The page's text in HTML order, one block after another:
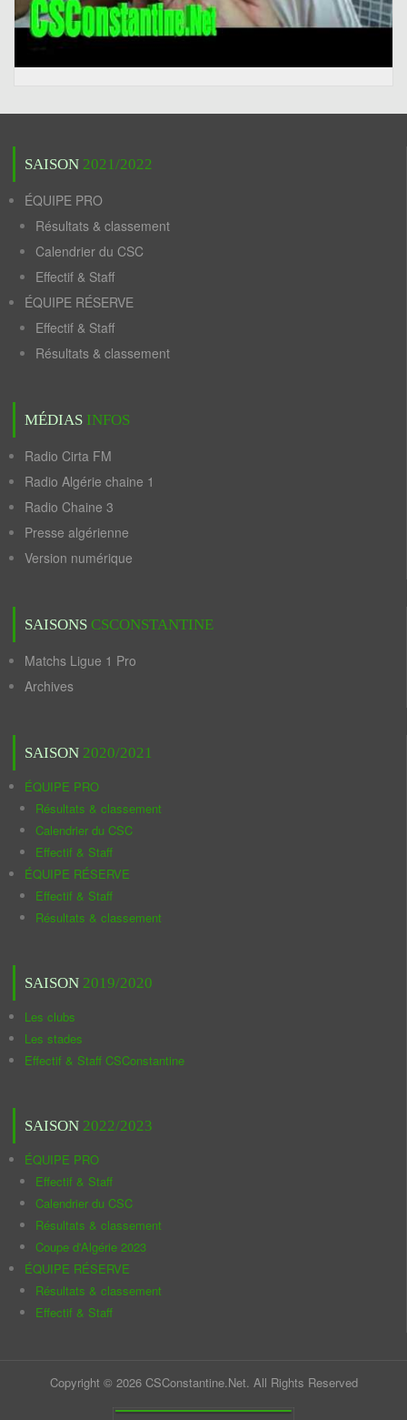
SAISON 2021/2022
ÉQUIPE PRO
Résultats & classement
Calendrier du CSC
Effectif & Staff
ÉQUIPE RÉSERVE
Effectif & Staff
Résultats & classement
MÉDIAS INFOS
Radio Cirta FM
Radio Algérie chaine 1
Radio Chaine 3
Presse algérienne
Version numérique
SAISONS CSCONSTANTINE
Matchs Ligue 1 Pro
Archives
SAISON 2020/2021
ÉQUIPE PRO
Résultats & classement
Calendrier du CSC
Effectif & Staff
ÉQUIPE RÉSERVE
Effectif & Staff
Résultats & classement
SAISON 2019/2020
Les clubs
Les stades
Effectif & Staff CSConstantine
SAISON 2022/2023
ÉQUIPE PRO
Effectif & Staff
Calendrier du CSC
Résultats & classement
Coupe d'Algérie 2023
ÉQUIPE RÉSERVE
Résultats & classement
Effectif & Staff
Copyright © 2026 CSConstantine.Net. All Rights Reserved